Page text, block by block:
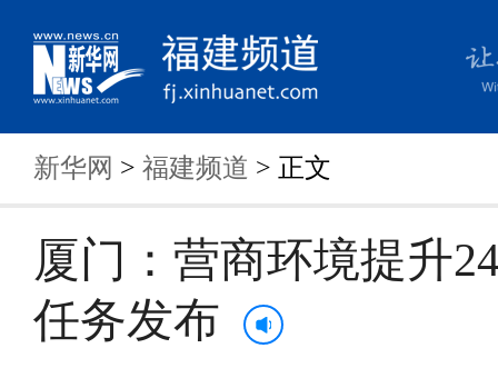
新华网 > 福建频道 > 正文
厦门：营商环境提升
任务发布